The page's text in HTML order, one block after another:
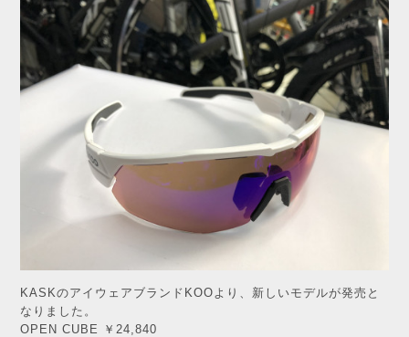
KASKのアイウェアブランドKOOより、新しいモデルが発売と
なりました。
OPEN CUBE ￥24,840